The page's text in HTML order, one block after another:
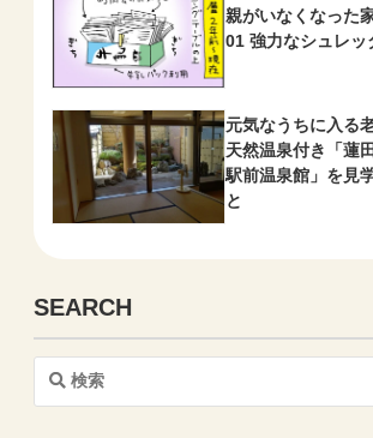
親がいなくなった
01 強力なシュレッ
元気なうちに入る
天然温泉付き「蓮
駅前温泉館」を見
と
SEARCH